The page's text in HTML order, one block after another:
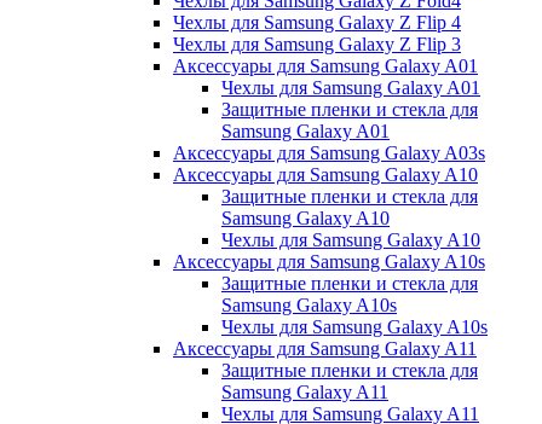
Чехлы для Samsung Galaxy Z Flip 4
Чехлы для Samsung Galaxy Z Flip 3
Аксессуары для Samsung Galaxy A01
Чехлы для Samsung Galaxy A01
Защитные пленки и стекла для
Samsung Galaxy A01
Аксессуары для Samsung Galaxy A03s
Аксессуары для Samsung Galaxy A10
Защитные пленки и стекла для
Samsung Galaxy A10
Чехлы для Samsung Galaxy A10
Аксессуары для Samsung Galaxy A10s
Защитные пленки и стекла для
Samsung Galaxy A10s
Чехлы для Samsung Galaxy A10s
Аксессуары для Samsung Galaxy A11
Защитные пленки и стекла для
Samsung Galaxy A11
Чехлы для Samsung Galaxy A11